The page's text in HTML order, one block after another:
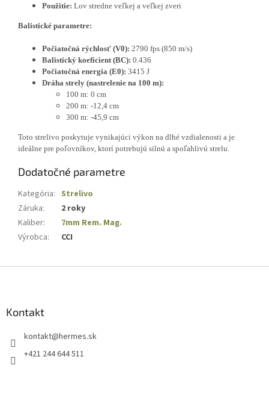
Použitie: Lov stredne veľkej a veľkej zveri
Balistické parametre:
Počiatočná rýchlosť (V0): 2790 fps (850 m/s)
Balistický koeficient (BC): 0.436
Počiatočná energia (E0): 3415 J
Dráha strely (nastrelenie na 100 m):
100 m: 0 cm
200 m: -12,4 cm
300 m: -45,9 cm
Toto strelivo poskytuje vynikajúci výkon na dlhé vzdialenosti a je
ideálne pre poľovníkov, ktorí potrebujú silnú a spoľahlivú strelu.
Dodatočné parametre
Kategória: Strelivo
Záruka:
2 roky
Kaliber:
7mm Rem. Mag.
Výrobca: CCI
Kontakt
kontakt@hermes.sk
+421 244 644 511